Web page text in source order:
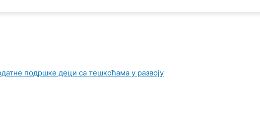
подршке деци са тешкоћама у развоју